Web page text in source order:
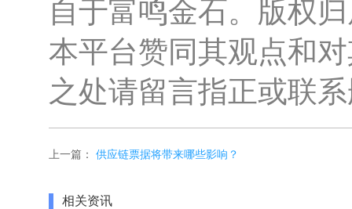
自于富鸣金石。版权
本平台赞同其观点和
之处请留言指正或联
上一篇： 供应链票据将带来哪些影响？
相关资讯